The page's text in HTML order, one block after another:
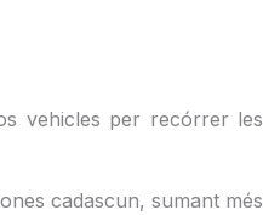
vehicles per recórrer les
cadascun, sumant més